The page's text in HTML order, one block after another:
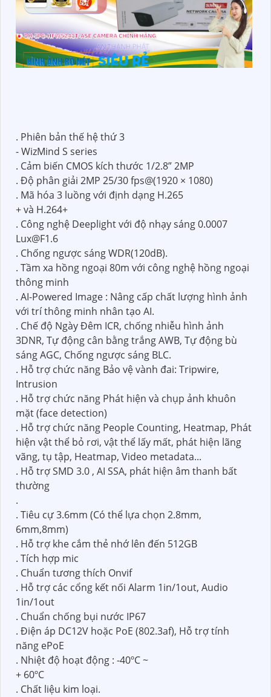
. Phiên bản thế hệ thứ 3
- WizMind S series
. Cảm biến CMOS kích thước 1/2.8” 2MP
. Độ phân giải 2MP 25/30 fps@(1920 × 1080)
. Mã hóa 3 luồng với định dạng H.265
+ và H.264+
. Công nghệ Deeplight với độ nhạy sáng 0.0007
Lux@F1.6
. Chống ngược sáng WDR(120dB).
. Tầm xa hồng ngoại 80m với công nghệ hồng ngoại
thông minh
. AI-Powered Image : Nâng cấp chất lượng hình ảnh
với trí thông minh nhân tạo AI.
. Chế độ Ngày Đêm ICR, chống nhiễu hình ảnh
3DNR, Tự động cân bằng trắng AWB, Tự động bù
sáng AGC, Chống ngược sáng BLC.
. Hỗ trợ chức năng Bảo vệ vành đai: Tripwire,
Intrusion
. Hỗ trợ chức năng Phát hiện và chụp ảnh khuôn
mặt (face detection)
. Hỗ trợ chức năng People Counting, Heatmap, Phát
hiện vật thể bỏ rơi, vật thể lấy mất, phát hiện lãng
vãng, tụ tập, Heatmap, Video metadata...
. Hỗ trợ SMD 3.0 , AI SSA, phát hiện âm thanh bất
thường
.
. Tiêu cự 3.6mm (Có thể lựa chọn 2.8mm,
6mm,8mm)
. Hỗ trợ khe cắm thẻ nhớ lên đến 512GB
. Tích hợp mic
. Chuẩn tương thích Onvif
. Hỗ trợ các cổng kết nối Alarm 1in/1out, Audio
1in/1out
. Chuẩn chống bụi nước IP67
. Điện áp DC12V hoặc PoE (802.3af), Hỗ trợ tính
năng ePoE
. Nhiệt độ hoạt động : -40ºC ~
+ 60ºC
. Chất liệu kim loại.